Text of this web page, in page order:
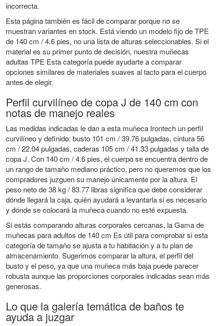
incorrecta.
Esta página también es fácil de comparar porque no se
muestran variantes en stock. Está viendo un modelo fijo de TPE
de 140 cm / 4.6 pies, no una lista de alturas seleccionables. Si el
material es su primer punto de decisión, nuestra muñecas
adultas TPE Esta categoría puede ayudarte a comparar
opciones similares de materiales suaves al tacto para el cuerpo
antes de elegir.
Perfil curvilíneo de copa J de 140 cm con
notas de manejo reales
Las medidas indicadas le dan a esta muñeca Irontech un perfil
curvilíneo y definido: busto 101 cm / 39.76 pulgadas, cintura 56
cm / 22.04 pulgadas, caderas 105 cm / 41.33 pulgadas y talla de
copa J. Con 140 cm / 4.6 pies, el cuerpo se encuentra dentro de
un rango de tamaño mediano práctico, pero no queremos que los
compradores juzguen su manejo únicamente por la altura. El
peso neto de 38 kg / 83.77 libras significa que debe considerar
dónde llegará la caja, quién ayudará a levantarla si es necesario
y dónde se colocará la muñeca cuando no esté expuesta.
Si estás comparando alturas corporales cercanas, laGama de
muñecas para adultos de 140 cm Es útil para comprobar si esta
categoría de tamaño se ajusta a tu habitación y a tu plan de
almacenamiento. Sugerimos comparar la altura, el perfil del
busto y el peso, ya que una muñeca más baja puede parecer
robusta aunque las proporciones corporales indicadas sean más
generosas.
Lo que la galería temática de baños te
ayuda a juzgar